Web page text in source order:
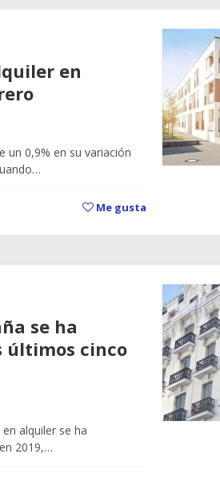
en
un 0,9% en su variación
Me gusta
se ha
últimos cinco
alquiler se ha
2019,…